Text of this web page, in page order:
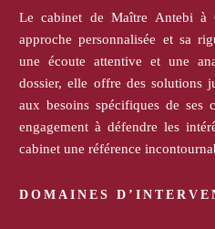
Le cabinet de Maître Antebi à
approche personnalisée et sa
une écoute attentive et une
dossier, elle offre des solutions
aux besoins spécifiques de ses
engagement à défendre les
cabinet une référence
DOMAINES